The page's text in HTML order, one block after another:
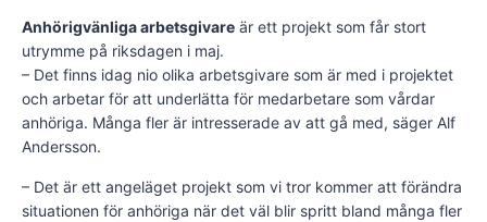
Anhörigvänliga arbetsgivare är ett projekt som får stort
utrymme på riksdagen i maj.
– Det finns idag nio olika arbetsgivare som är med i projektet
och arbetar för att underlätta för medarbetare som vårdar
anhöriga. Många fler är intresserade av att gå med, säger Alf
Andersson.
– Det är ett angeläget projekt som vi tror kommer att förändra
situationen för anhöriga när det väl blir spritt bland många fler